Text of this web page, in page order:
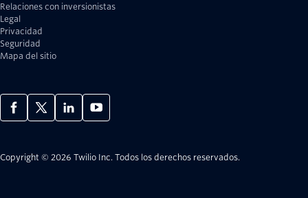
Relaciones con inversionistas
Legal
Privacidad
Seguridad
Mapa del sitio
Copyright © 2026 Twilio Inc. Todos los derechos reservados.